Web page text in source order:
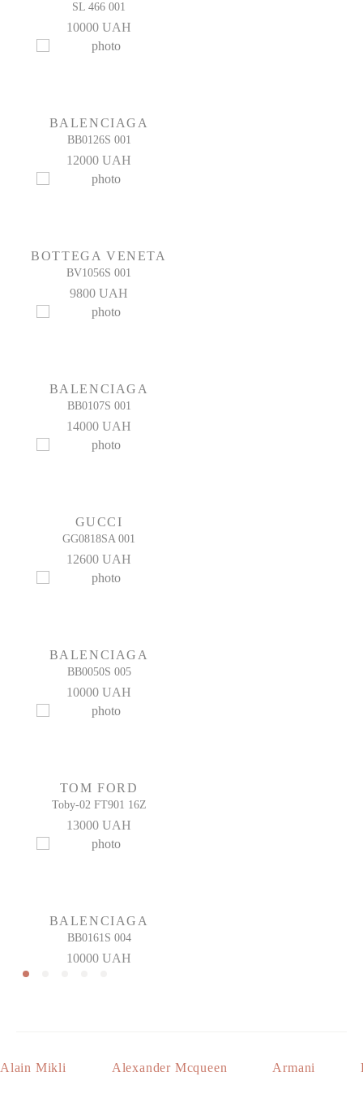
SL 466 001
10000 UAH
BALENCIAGA
BB0126S 001
12000 UAH
BOTTEGA VENETA
BV1056S 001
9800 UAH
BALENCIAGA
BB0107S 001
14000 UAH
GUCCI
GG0818SA 001
12600 UAH
BALENCIAGA
BB0050S 005
10000 UAH
TOM FORD
Toby-02 FT901 16Z
13000 UAH
BALENCIAGA
BB0161S 004
10000 UAH
Alain Mikli Alexander Mcqueen Armani